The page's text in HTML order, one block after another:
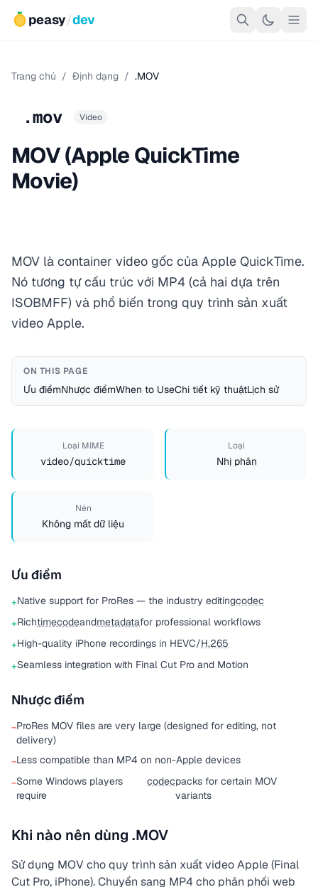
peasy/dev
Trang chủ / Định dạng / .MOV
.mov Video
MOV (Apple QuickTime
Movie)
MOV là container video gốc của Apple QuickTime.
Nó tương tự cấu trúc với MP4 (cả hai dựa trên
ISOBMFF) và phổ biến trong quy trình sản xuất
video Apple.
ON THIS PAGE
Ưu điểmNhược điểmWhen to UseChi tiết kỹ thuậtLịch sử
Loại MIME
video/quicktime
Loại
Nhị phân
Nén
Không mất dữ liệu
Ưu điểm
+Native support for ProRes — the industry editingcodec
+Richtimecodeandmetadatafor professional workflows
+High-quality iPhone recordings in HEVC/H.265
+Seamless integration with Final Cut Pro and Motion
Nhược điểm
−ProRes MOV files are very large (designed for editing, not
delivery)
−Less compatible than MP4 on non-Apple devices
−Some Windows players
require
codecpacks for certain MOV
variants
Khi nào nên dùng .MOV
Sử dụng MOV cho quy trình sản xuất video Apple (Final
Cut Pro, iPhone). Chuyển sang MP4 cho phân phối web